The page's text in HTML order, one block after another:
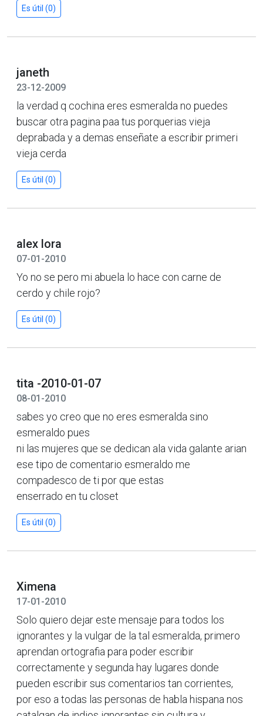
Es útil (0)
janeth
23-12-2009
la verdad q cochina eres esmeralda no puedes
buscar otra pagina paa tus porquerias vieja
deprabada y a demas enseñate a escribir primeri
vieja cerda
Es útil (0)
alex lora
07-01-2010
Yo no se pero mi abuela lo hace con carne de
cerdo y chile rojo?
Es útil (0)
tita -2010-01-07
08-01-2010
sabes yo creo que no eres esmeralda sino
esmeraldo pues
ni las mujeres que se dedican ala vida galante arian
ese tipo de comentario esmeraldo me
compadesco de ti por que estas
enserrado en tu closet
Es útil (0)
Ximena
17-01-2010
Solo quiero dejar este mensaje para todos los
ignorantes y la vulgar de la tal esmeralda, primero
aprendan ortografia para poder escribir
correctamente y segunda hay lugares donde
pueden escribir sus comentarios tan corrientes,
por eso a todas las personas de habla hispana nos